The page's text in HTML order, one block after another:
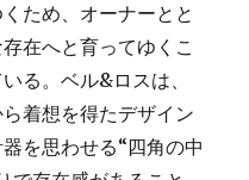
ため、オーナーとと
在へと育ってゆくこ
る。ベル&ロスは、
着想を得たデザイン
を思わせる“四角の中